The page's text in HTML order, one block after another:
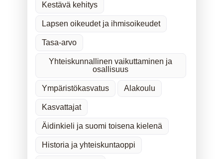
Kestävä kehitys
Lapsen oikeudet ja ihmisoikeudet
Tasa-arvo
Yhteiskunnallinen vaikuttaminen ja
osallisuus
Ympäristökasvatus Alakoulu
Kasvattajat
Äidinkieli ja suomi toisena kielenä
Historia ja yhteiskuntaoppi